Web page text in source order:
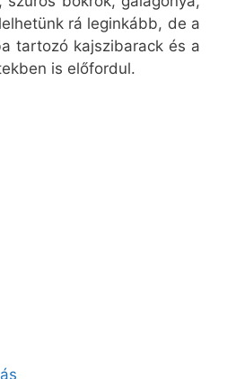
rá leginkább, de a
tartozó kajszibarack és a
is előfordul.